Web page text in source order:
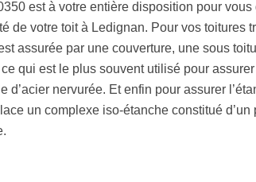
est à votre entière disposition pour
de votre toit à Ledignan. Pour vos toitures
assurée par une couverture, une sous
qui est le plus souvent utilisé pour
d’acier nervurée. Et enfin pour assurer
un complexe iso-étanche constitué d’un